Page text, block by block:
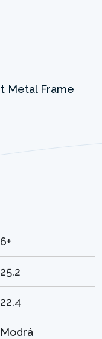
6+
25.2
22.4
Modrá